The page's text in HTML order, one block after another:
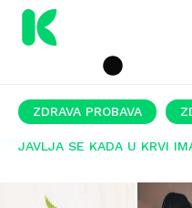
ZDRAVA PROBAVA
JAVLJA SE KADA U KRVI